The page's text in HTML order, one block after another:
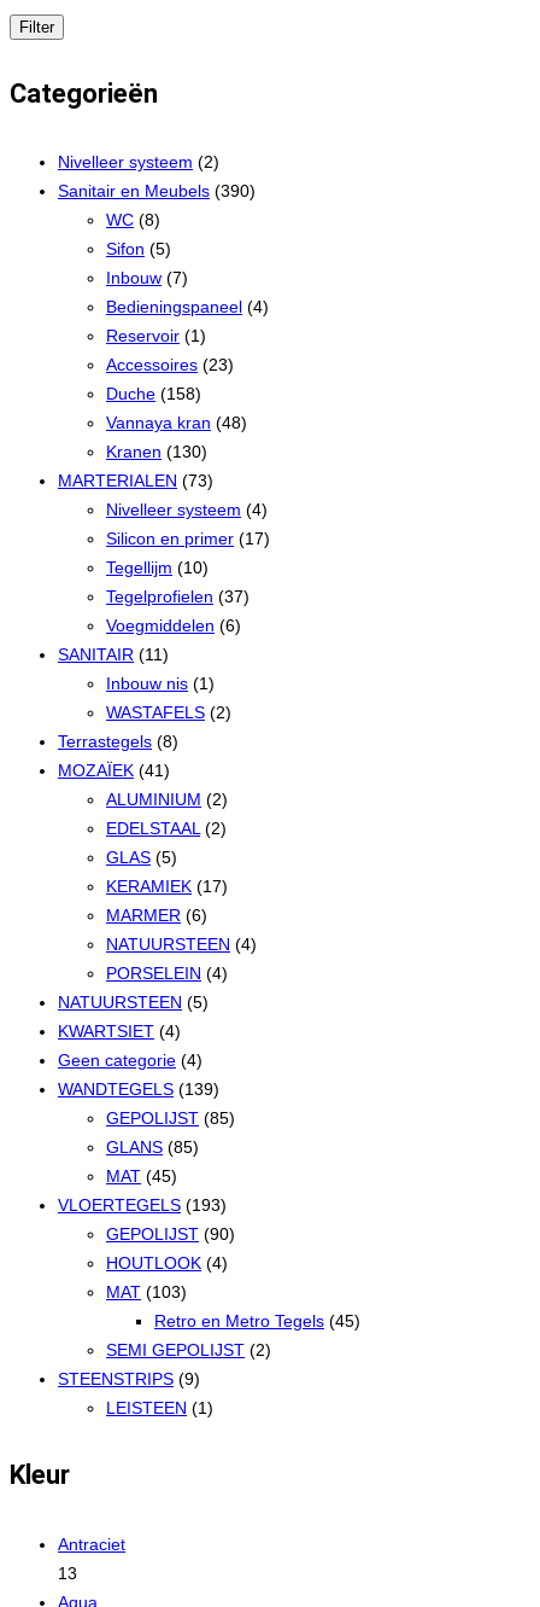
Filter
Categorieën
Nivelleer systeem (2)
Sanitair en Meubels (390)
WC (8)
Sifon (5)
Inbouw (7)
Bedieningspaneel (4)
Reservoir (1)
Accessoires (23)
Duche (158)
Vannaya kran (48)
Kranen (130)
MARTERIALEN (73)
Nivelleer systeem (4)
Silicon en primer (17)
Tegellijm (10)
Tegelprofielen (37)
Voegmiddelen (6)
SANITAIR (11)
Inbouw nis (1)
WASTAFELS (2)
Terrastegels (8)
MOZAÏEK (41)
ALUMINIUM (2)
EDELSTAAL (2)
GLAS (5)
KERAMIEK (17)
MARMER (6)
NATUURSTEEN (4)
PORSELEIN (4)
NATUURSTEEN (5)
KWARTSIET (4)
Geen categorie (4)
WANDTEGELS (139)
GEPOLIJST (85)
GLANS (85)
MAT (45)
VLOERTEGELS (193)
GEPOLIJST (90)
HOUTLOOK (4)
MAT (103)
Retro en Metro Tegels (45)
SEMI GEPOLIJST (2)
STEENSTRIPS (9)
LEISTEEN (1)
Kleur
Antraciet
13
Aqua